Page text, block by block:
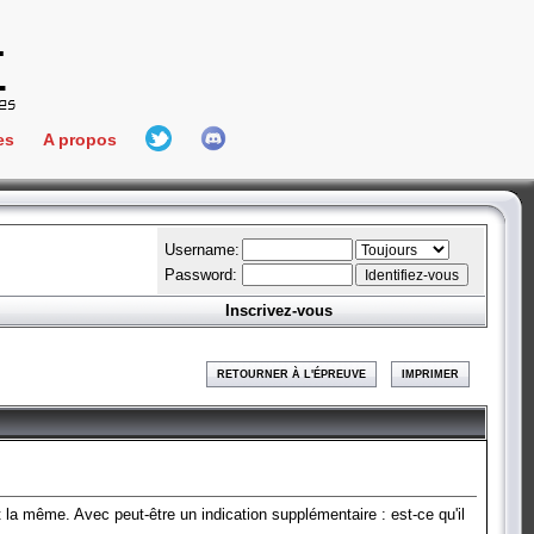
Connect
A propos
L'équipe
Hall Of Fame
Username:
Password:
Inscrivez-vous
RETOURNER À L'ÉPREUVE IMPRIMER
même. Avec peut-être un indication supplémentaire : est-ce qu'il